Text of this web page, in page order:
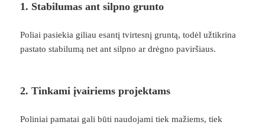
1. Stabilumas ant silpno grunto
Poliai pasiekia giliau esantį tvirtesnį gruntą, todėl užtikrina
pastato stabilumą net ant silpno ar drėgno paviršiaus.
2. Tinkami įvairiems projektams
Poliniai pamatai gali būti naudojami tiek mažiems, tiek